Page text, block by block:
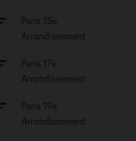
Paris 15e
Arrondissement
Paris 17e
Arrondissement
Paris 19e
Arrondissement